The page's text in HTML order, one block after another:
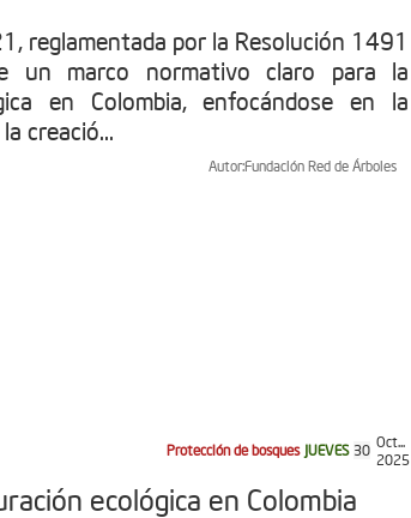
reglamentada por la Resolución 1491
un marco normativo claro para la
en Colombia, enfocándose en la
creació...
Autor:Fundación Red de Árboles
Protección de bosques JUEVES 30 Oct...
2025
ecológica en Colombia